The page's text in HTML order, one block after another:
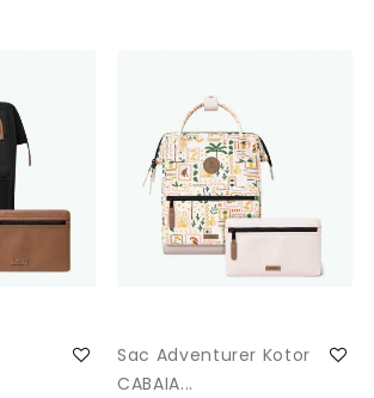
Sac Adventurer Kotor
CABAIA...